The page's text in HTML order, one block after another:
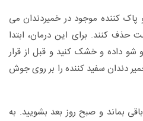
پاک کننده موجود در خمیردندان می
حذف کنند. برای این درمان، ابتدا
شو داده و خشک کنید و قبل از قرار
دندان سفید کننده را بر روی جوش
بماند و صبح روز بعد بشویید. به